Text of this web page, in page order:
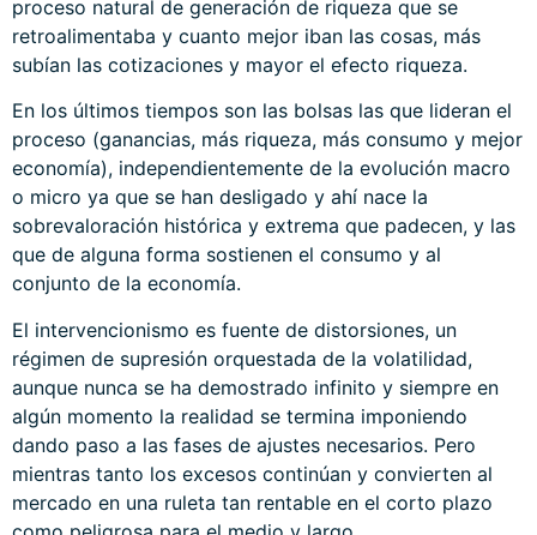
proceso natural de generación de riqueza que se
retroalimentaba y cuanto mejor iban las cosas, más
subían las cotizaciones y mayor el efecto riqueza.
En los últimos tiempos son las bolsas las que lideran el
proceso (ganancias, más riqueza, más consumo y mejor
economía), independientemente de la evolución macro
o micro ya que se han desligado y ahí nace la
sobrevaloración histórica y extrema que padecen, y las
que de alguna forma sostienen el consumo y al
conjunto de la economía.
El intervencionismo es fuente de distorsiones, un
régimen de supresión orquestada de la volatilidad,
aunque nunca se ha demostrado infinito y siempre en
algún momento la realidad se termina imponiendo
dando paso a las fases de ajustes necesarios. Pero
mientras tanto los excesos continúan y convierten al
mercado en una ruleta tan rentable en el corto plazo